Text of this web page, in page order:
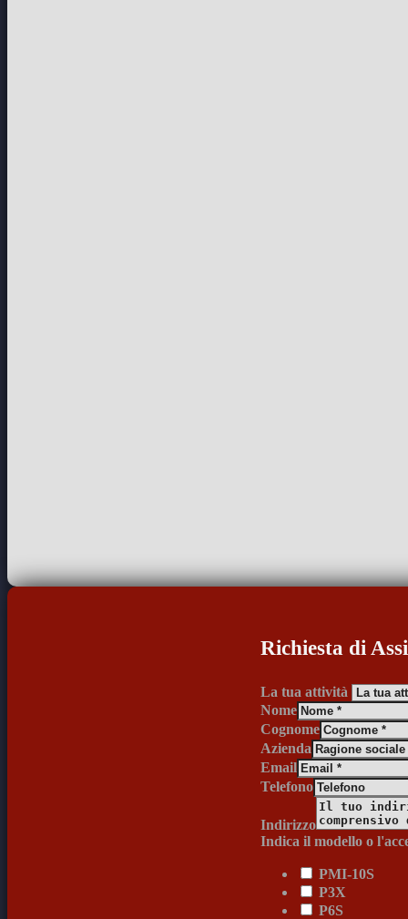
Richiesta di
La tua attività
Nome
Cognome
Azienda
Email
Telefono
Indirizzo
Indica il modello o
PMI-10S
P3X
P6S